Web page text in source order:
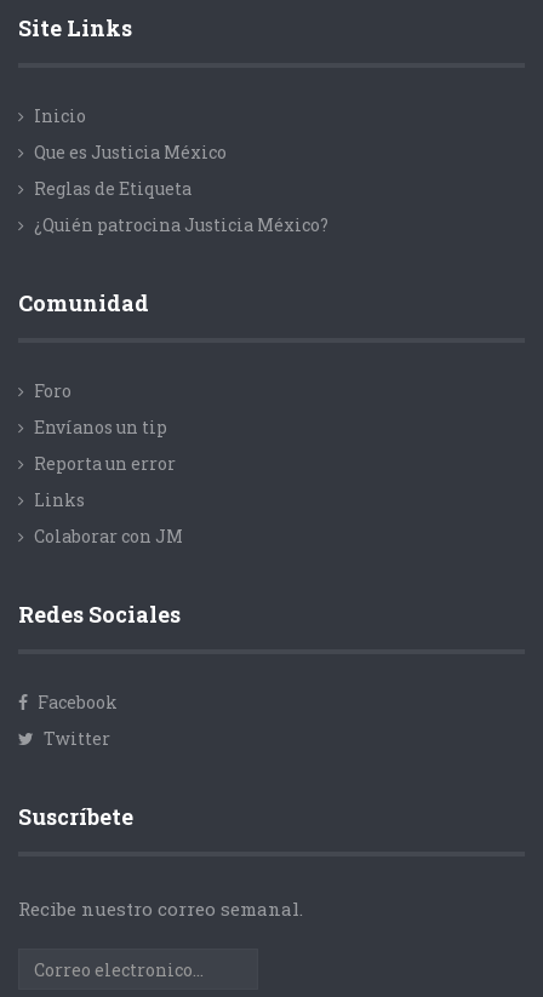
Site Links
Inicio
Que es Justicia México
Reglas de Etiqueta
¿Quién patrocina Justicia México?
Comunidad
Foro
Envíanos un tip
Reporta un error
Links
Colaborar con JM
Redes Sociales
Facebook
Twitter
Suscríbete
Recibe nuestro correo semanal.